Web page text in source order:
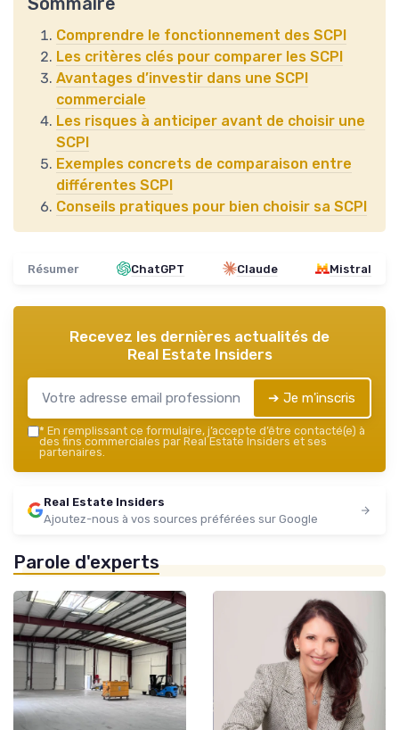
Comprendre le fonctionnement des SCPI
Les critères clés pour comparer les SCPI
Avantages d’investir dans une SCPI
commerciale
Les risques à anticiper avant de choisir une
SCPI
Exemples concrets de comparaison entre
différentes SCPI
Conseils pratiques pour bien choisir sa SCPI
Résumer ChatGPT Claude Mistral
Recevez les dernières actualités de
Real Estate Insiders
➔ Je m'inscris
* En remplissant ce formulaire, j’accepte d’être contacté(e) à
des fins commerciales par Real Estate Insiders et ses
partenaires.
Real Estate Insiders
Ajoutez-nous à vos sources préférées sur Google
Parole d'experts